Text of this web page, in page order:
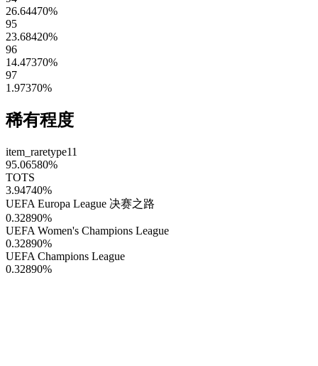
26.64470%
95
23.68420%
96
14.47370%
97
1.97370%
稀有程度
item_raretype11
95.06580%
TOTS
3.94740%
UEFA Europa League 决赛之路
0.32890%
UEFA Women's Champions League
0.32890%
UEFA Champions League
0.32890%